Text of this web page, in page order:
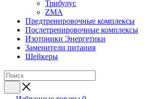
Трибулус
ZMA
Предтренировочные комплексы
Послетренировочные комплексы
Изотоники Энергетики
Заменители питания
Шейкеры